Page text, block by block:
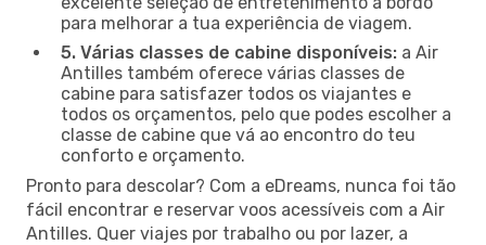
para melhorar a tua experiência de viagem.
5. Várias classes de cabine disponíveis: a Air
Antilles também oferece várias classes de
cabine para satisfazer todos os viajantes e
todos os orçamentos, pelo que podes escolher a
classe de cabine que vá ao encontro do teu
conforto e orçamento.
Pronto para descolar? Com a eDreams, nunca foi tão
fácil encontrar e reservar voos acessíveis com a Air
Antilles. Quer viajes por trabalho ou por lazer, a